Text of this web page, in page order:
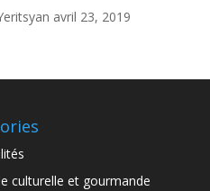
avril 23, 2019
culturelle et gourmande